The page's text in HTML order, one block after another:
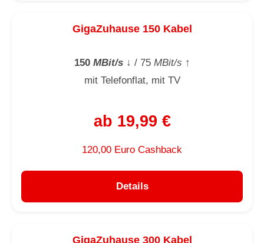
GigaZuhause 150 Kabel
150MBit/s↓ / 75MBit/s ↑
mit Telefonflat, mit TV
ab 19,99 €
120,00 Euro Cashback
Details
GigaZuhause 300 Kabel